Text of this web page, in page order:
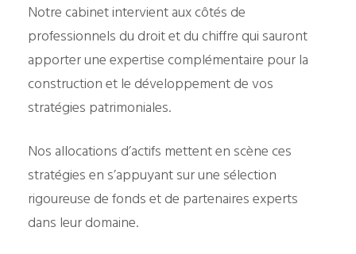
Notre cabinet intervient aux côtés de
professionnels du droit et du chiffre qui sauront
apporter une expertise complémentaire pour la
construction et le développement de vos
stratégies patrimoniales.
Nos allocations d’actifs mettent en scène ces
stratégies en s’appuyant sur une sélection
rigoureuse de fonds et de partenaires experts
dans leur domaine.